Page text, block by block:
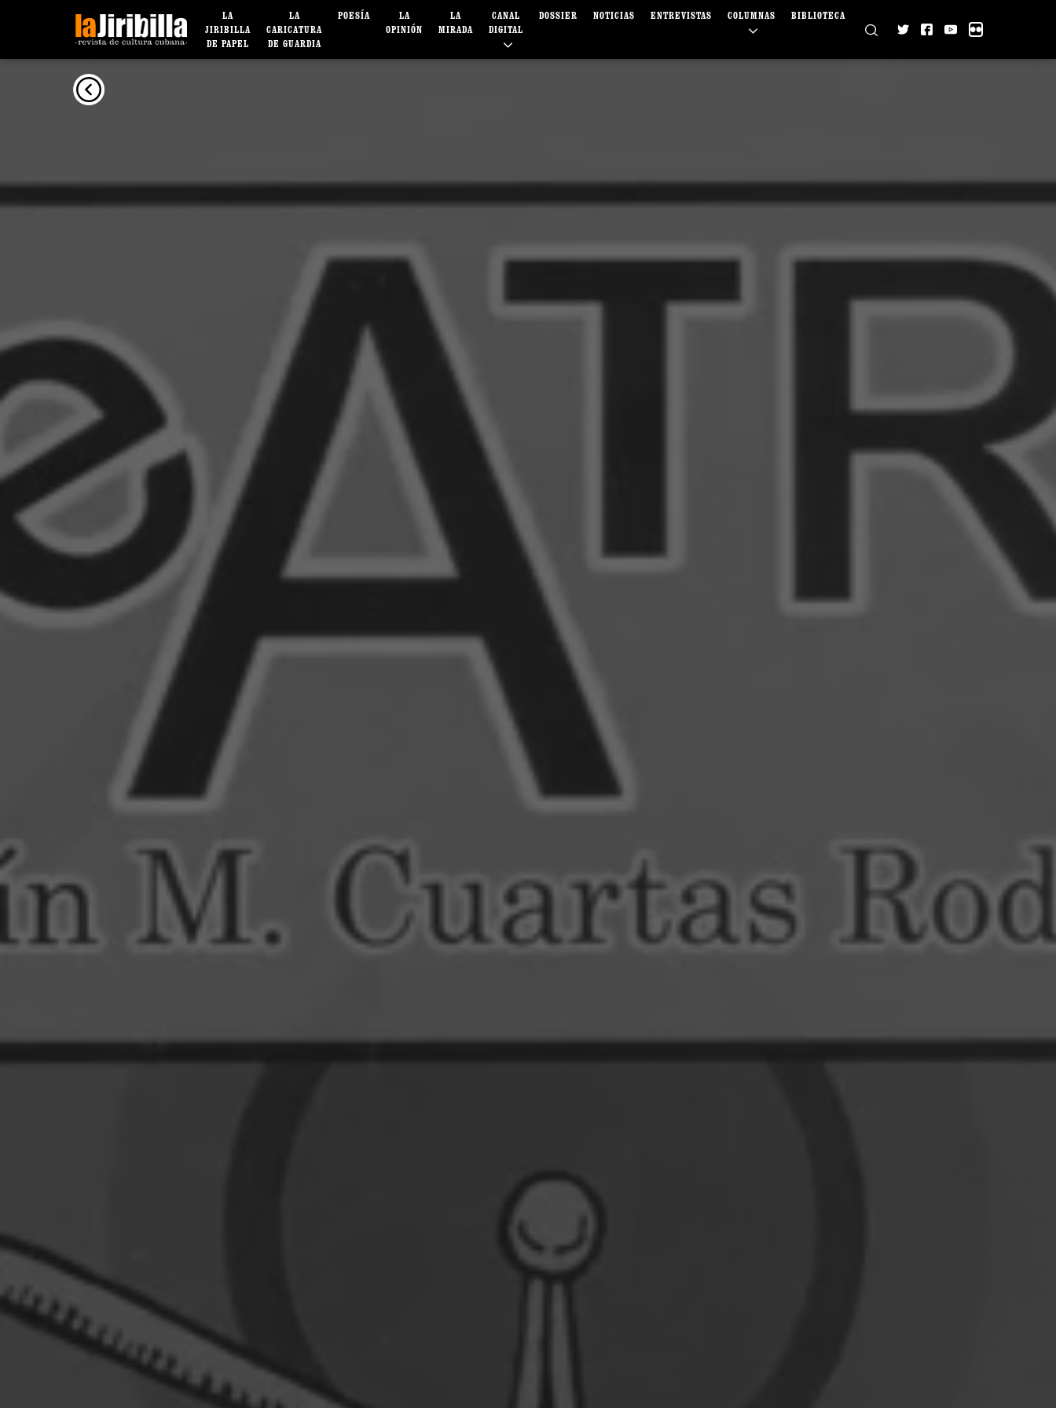
LA
JIRIBILLA
DE PAPEL
LA
CARICATURA
DE GUARDIA
POESÍA
LA
OPINIÓN
LA
MIRADA
CANAL
DIGITAL
DOSSIER NOTICIAS ENTREVISTAS COLUMNAS BIBLIOTECA